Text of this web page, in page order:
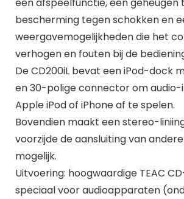
bescherming tegen schokken en
weergavemogelijkheden die het
verhogen en fouten bij de
De CD200iL bevat een iPod-dock
en 30-polige connector om audio-
Apple iPod of iPhone af te spelen.
Bovendien maakt een stereo-
voorzijde de aansluiting van
mogelijk.
Uitvoering: hoogwaardige TEAC
speciaal voor audioapparaten